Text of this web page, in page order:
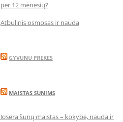
per 12 mėnesių?
Atbulinis osmosas ir nauda
GYVUNU PREKES
MAISTAS SUNIMS
Josera šunų maistas – kokybė, nauda ir